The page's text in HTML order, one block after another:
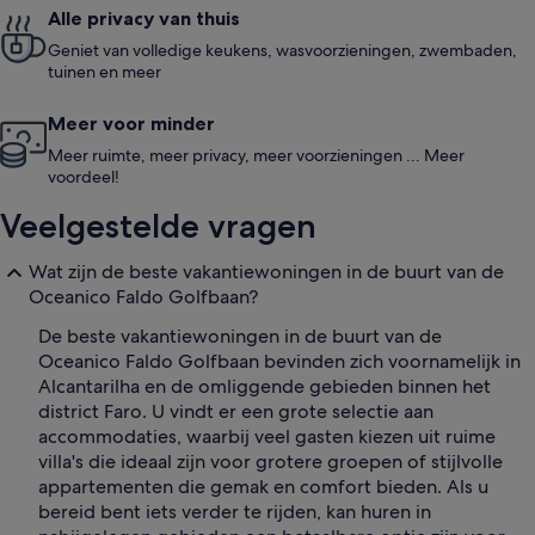
Alle privacy van thuis
Geniet van volledige keukens, wasvoorzieningen, zwembaden,
tuinen en meer
Meer voor minder
Meer ruimte, meer privacy, meer voorzieningen ... Meer
voordeel!
Veelgestelde vragen
Wat zijn de beste vakantiewoningen in de buurt van de
Oceanico Faldo Golfbaan?
De beste vakantiewoningen in de buurt van de
Oceanico Faldo Golfbaan bevinden zich voornamelijk in
Alcantarilha en de omliggende gebieden binnen het
district Faro. U vindt er een grote selectie aan
accommodaties, waarbij veel gasten kiezen uit ruime
villa's die ideaal zijn voor grotere groepen of stijlvolle
appartementen die gemak en comfort bieden. Als u
bereid bent iets verder te rijden, kan huren in